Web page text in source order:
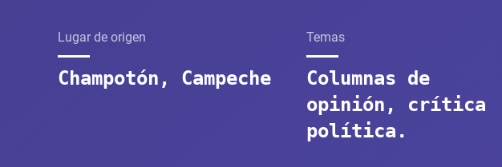
Lugar de origen
Champotón, Campeche
Temas
Columnas de
opinión, crítica
política.